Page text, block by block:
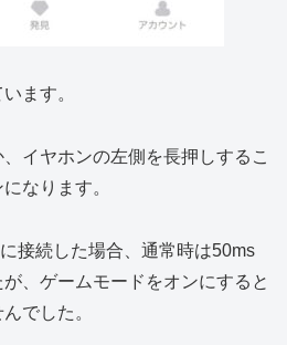
ます。
イヤホンの左側を長押しするこ
なります。
接続した場合、通常時は50ms
、ゲームモードをオンにすると
でした。